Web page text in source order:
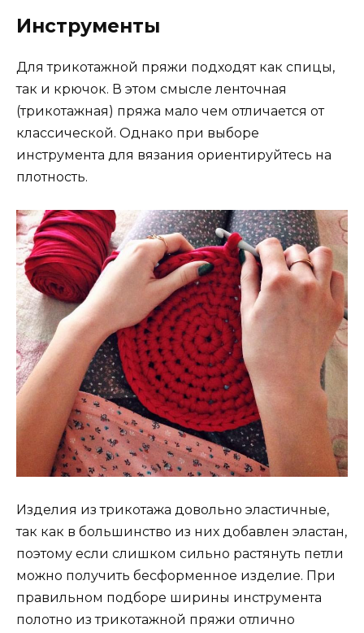
Инструменты
Для трикотажной пряжи подходят как спицы,
так и крючок. В этом смысле ленточная
(трикотажная) пряжа мало чем отличается от
классической. Однако при выборе
инструмента для вязания ориентируйтесь на
плотность.
Изделия из трикотажа довольно эластичные,
так как в большинство из них добавлен эластан,
поэтому если слишком сильно растянуть петли
можно получить бесформенное изделие. При
правильном подборе ширины инструмента
полотно из трикотажной пряжи отлично